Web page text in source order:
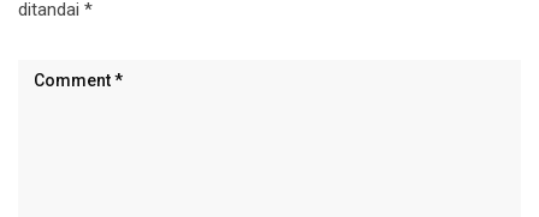
ditandai *